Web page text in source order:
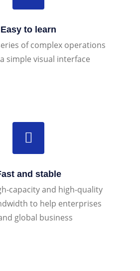
Easy to learn
of complex operations
simple visual interface
and stable
capacity and high-quality
to help enterprises
global business